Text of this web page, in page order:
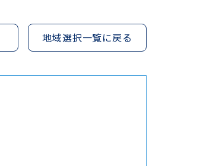
地域選択一覧に戻る